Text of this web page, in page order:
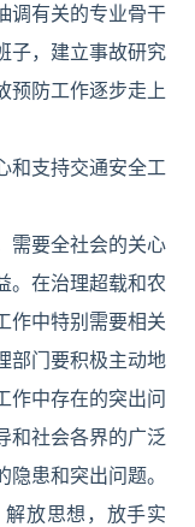
调有关的专业骨干
子，建立事故研究
预防工作逐步走上
和支持交通安全工
需要全社会的关心
。在治理超载和农
作中特别需要相关
部门要积极主动地
作中存在的突出问
和社会各界的广泛
患和突出问题。
放思想，放手实